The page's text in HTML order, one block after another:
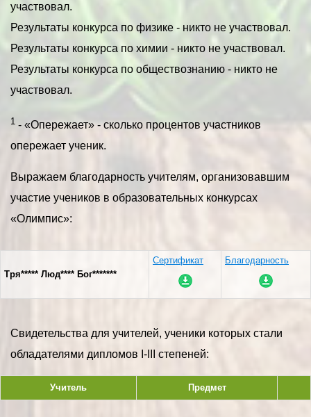
участвовал.
Результаты конкурса по физике - никто не участвовал.
Результаты конкурса по химии - никто не участвовал.
Результаты конкурса по обществознанию - никто не
участвовал.
1 - «Опережает» - сколько процентов участников
опережает ученик.
Выражаем благодарность учителям, организовавшим
участие учеников в образовательных конкурсах
«Олимпис»:
Тря***** Люд**** Бог*******
Сертификат Благодарность
Свидетельства для учителей, ученики которых стали
обладателями дипломов I-III степеней:
Учитель Предмет